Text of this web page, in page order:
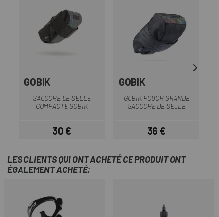
GOBIK
SACOCHE DE SELLE
COMPACTE GOBIK
Prix
30 €
GOBIK
GOBIK POUCH GRANDE
SACOCHE DE SELLE
Prix
36 €
LES CLIENTS QUI ONT ACHETÉ CE PRODUIT ONT
ÉGALEMENT ACHETÉ: